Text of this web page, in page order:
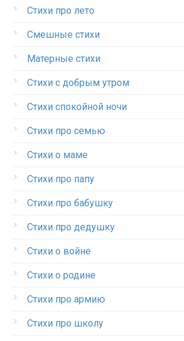
Стихи про лето
Смешные стихи
Матерные стихи
Стихи с добрым утром
Стихи спокойной ночи
Стихи про семью
Стихи о маме
Стихи про папу
Стихи про бабушку
Стихи про дедушку
Стихи о войне
Стихи о родине
Стихи про армию
Стихи про школу